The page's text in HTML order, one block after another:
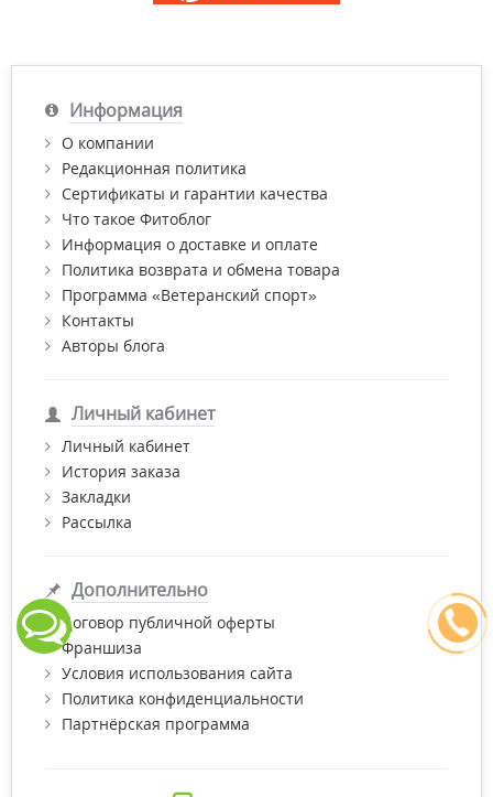
Информация
О компании
Редакционная политика
Сертификаты и гарантии качества
Что такое Фитоблог
Информация о доставке и оплате
Политика возврата и обмена товара
Программа «Ветеранский спорт»
Контакты
Авторы блога
Личный кабинет
Личный кабинет
История заказа
Закладки
Рассылка
Дополнительно
Договор публичной оферты
Франшиза
Условия использования сайта
Политика конфиденциальности
Партнёрская программа